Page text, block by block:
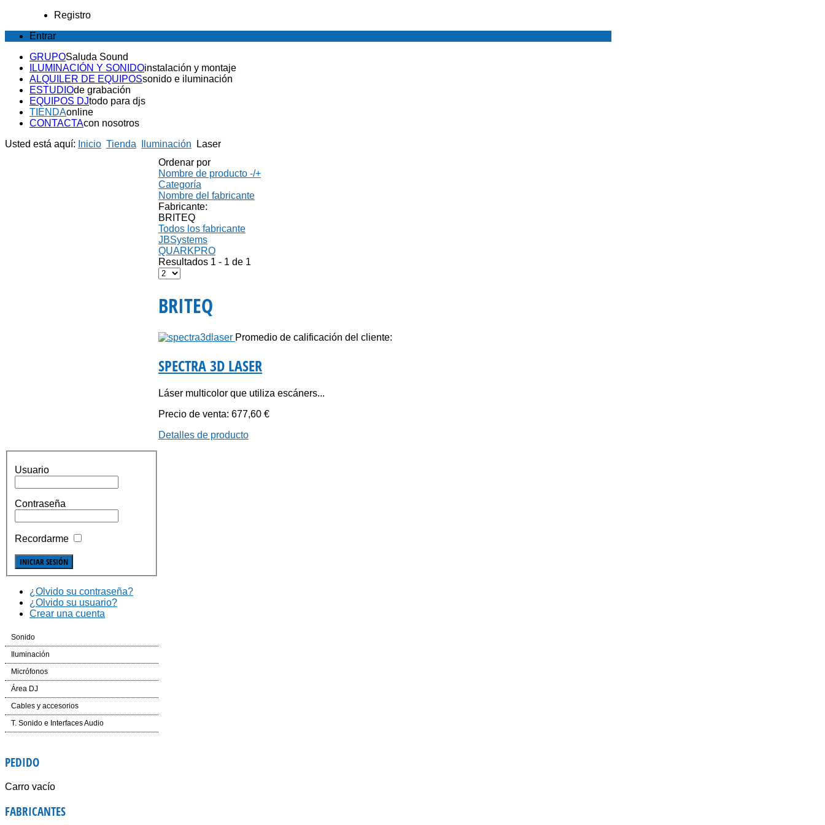
Registro
Entrar
GRUPOSaluda Sound
ILUMINACIÓN Y SONIDOinstalación y montaje
ALQUILER DE EQUIPOSsonido e iluminación
ESTUDIOde grabación
EQUIPOS DJtodo para djs
TIENDAonline
CONTACTAcon nosotros
Usted está aquí: Inicio Tienda Iluminación
Laser
Ordenar por
Nombre de producto -/+
Categoría
Nombre del fabricante
Fabricante:
BRITEQ
Todos los fabricante
JBSystems
QUARKPRO
Resultados 1 - 1 de 1
BRITEQ
Promedio de calificación del cliente:
SPECTRA 3D LASER
Láser multicolor que utiliza escáners...
Precio de venta: 677,60 €
Detalles de producto
Usuario
Contraseña
Recordarme
¿Olvido su contraseña?
¿Olvido su usuario?
Crear una cuenta
Sonido
Cajas Automplificadas
Etapas de potencia y amplificadores
Dinámica
Auriculares
Iluminación
Efectos LED
Cabezas LED
Controladores
Micrófonos
Inalámbricos
Conferencias e Instalación
Voz e Instrumentos
Área DJ
CD´S
Mesas de Mezcla
Giradiscos
Cables y accesorios
Iluminación y corriente
T. Sonido e Interfaces Audio
PEDIDO
Carro vacío
FABRICANTES